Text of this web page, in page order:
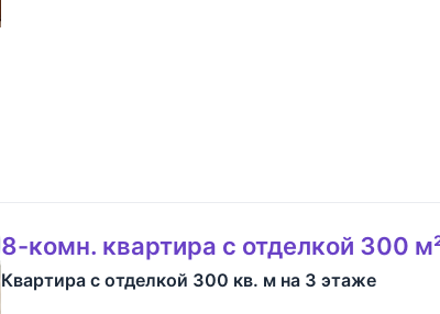
8-комн. квартира с отделкой 300
Квартира с отделкой 300 кв. м на 3 этаже